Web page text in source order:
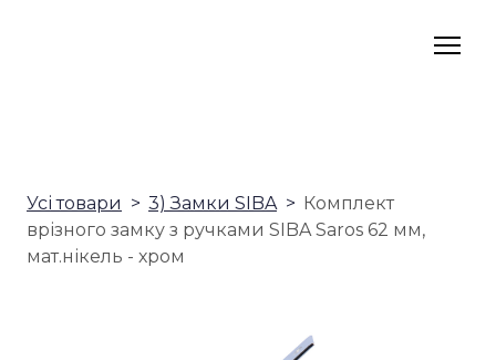
Усі товари 3) Замки SIBA
Комплект
врізного замку з ручками SIBA Saros 62 мм,
мат.нікель - хром